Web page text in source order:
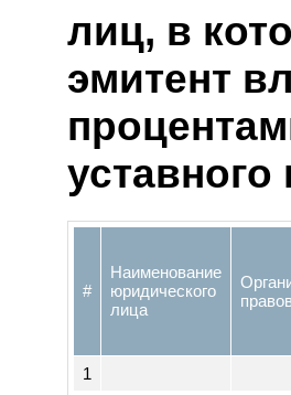
453
3.
лиц, в
эмитент